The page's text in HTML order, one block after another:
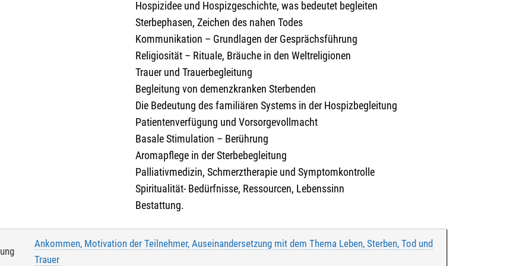
Hospizidee und Hospizgeschichte, was bedeutet begleiten
Sterbephasen, Zeichen des nahen Todes
Kommunikation – Grundlagen der Gesprächsführung
Religiosität – Rituale, Bräuche in den Weltreligionen
Trauer und Trauerbegleitung
Begleitung von demenzkranken Sterbenden
Die Bedeutung des familiären Systems in der Hospizbegleitung
Patientenverfügung und Vorsorgevollmacht
Basale Stimulation – Berührung
Aromapflege in der Sterbebegleitung
Palliativmedizin, Schmerztherapie und Symptomkontrolle
Spiritualität- Bedürfnisse, Ressourcen, Lebenssinn
Bestattung.
Ankommen, Motivation der Teilnehmer, Auseinandersetzung mit dem Thema Leben, Sterben, Tod und
Trauer